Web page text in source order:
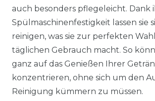
auch besonders pflegeleicht. Dank
Spülmaschinenfestigkeit lassen sie
reinigen, was sie zur perfekten
täglichen Gebrauch macht. So
ganz auf das Genießen Ihrer
konzentrieren, ohne sich um den
Reinigung kümmern zu müssen.